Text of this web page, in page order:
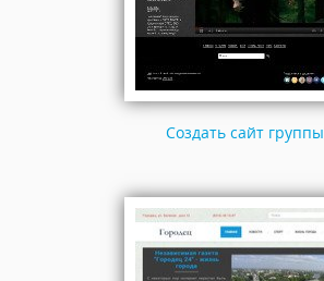
Создать сайт группы